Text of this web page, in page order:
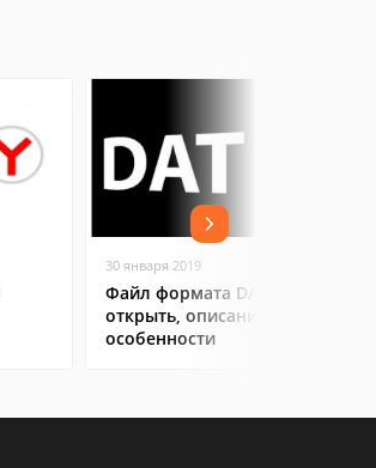
30 января 2019
Файл формата DAT: чем
открыть, описание,
особенности